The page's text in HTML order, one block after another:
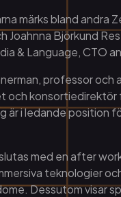
märks bland andra
Joahnna Björkund
& Language, CTO
professor
och konsortiedirektör
är i ledande position
med en after
teknologier
Dessutom visar